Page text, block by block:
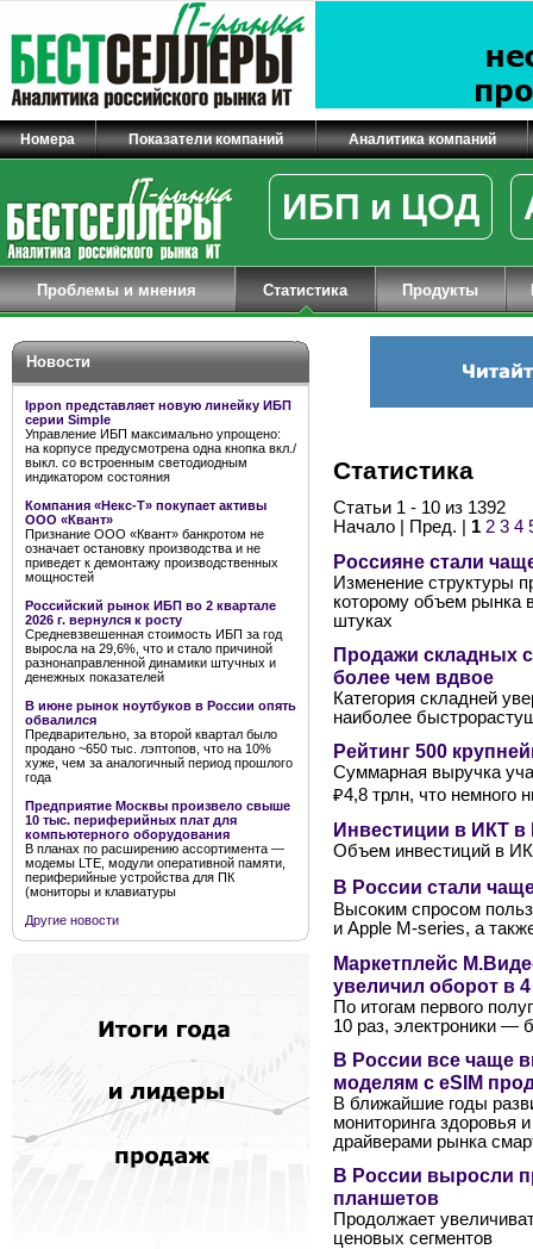
Номера Показатели компаний Аналитика компаний
ИБП и ЦОД
Проблемы и мнения Статистика Продукты
Новости
Ippon представляет новую линейку ИБП
серии Simple
Управление ИБП максимально упрощено:
на корпусе предусмотрена одна кнопка вкл./
выкл. со встроенным светодиодным
индикатором состояния
Компания «Некс-Т» покупает активы
ООО «Квант»
Признание ООО «Квант» банкротом не
означает остановку производства и не
приведет к демонтажу производственных
мощностей
Российский рынок ИБП во 2 квартале
2026 г. вернулся к росту
Средневзвешенная стоимость ИБП за год
выросла на 29,6%, что и стало причиной
разнонаправленной динамики штучных и
денежных показателей
В июне рынок ноутбуков в России опять
обвалился
Предварительно, за второй квартал было
продано ~650 тыс. лэптопов, что на 10%
хуже, чем за аналогичный период прошлого
года
Предприятие Москвы произвело свыше
10 тыс. периферийных плат для
компьютерного оборудования
В планах по расширению ассортимента —
модемы LTE, модули оперативной памяти,
периферийные устройства для ПК
(мониторы и клавиатуры
Другие новости
Статистика
Статьи 1 - 10 из 1392
Начало | Пред. | 1 2 3 4
Россияне стали
Изменение структуры
которому объем рынка
штуках
Продажи складных
более чем вдвое
Категория складней
наиболее
Рейтинг 500
Суммарная выручка
₽4,8 трлн, что немного
Инвестиции в ИКТ в
Объем инвестиций в
В России стали
Высоким спросом
и Apple M-series, а
Маркетплейс
увеличил оборот в 4
По итогам первого
10 раз, электроники —
В России все чаще
моделям с eSIM
В ближайшие годы
мониторинга здоровья
драйверами рынка
В России выросли
планшетов
Продолжает
ценовых сегментов